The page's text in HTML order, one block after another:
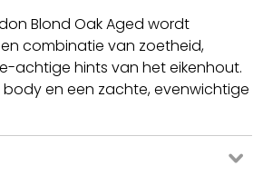
Blond Oak Aged wordt
combinatie van zoetheid,
achtige hints van het eikenhout.
en een zachte, evenwichtige